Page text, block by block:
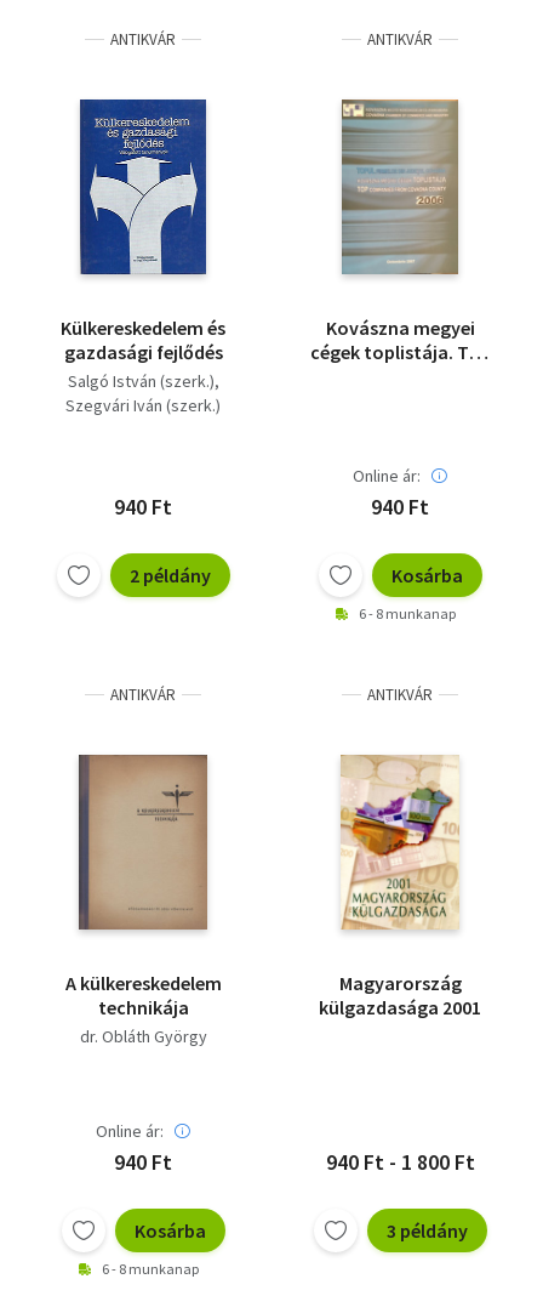
ANTIKVÁR
Külkereskedelem és
gazdasági fejlődés
Salgó István (szerk.)
Szegvári Iván (szerk.)
940 Ft
2 példány
ANTIKVÁR
Kovászna megyei
cégek toplistája. Top
Online ár:
940 Ft
Kosárba
6 - 8 munkanap
ANTIKVÁR
A külkereskedelem
technikája
dr. Obláth György
Online ár:
940 Ft
Kosárba
6 - 8 munkanap
ANTIKVÁR
Magyarország
külgazdasága 2001
940 Ft - 1 800 Ft
3 példány